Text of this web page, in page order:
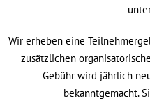
Wir erheben eine
zusätzlichen
Gebühr wird jährlich
bekanntgemacht.